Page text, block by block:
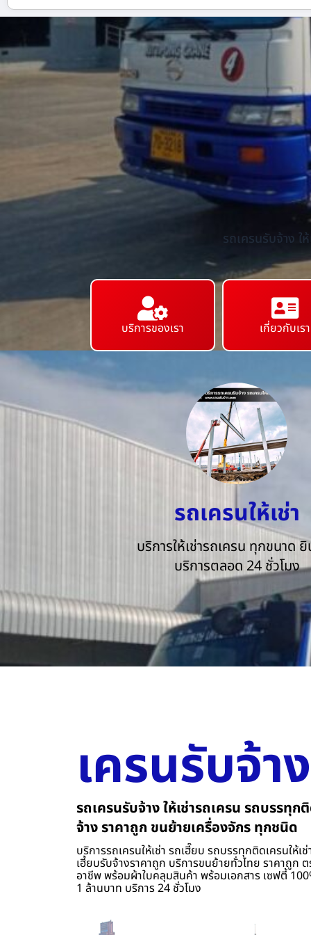
รถเครนรับจ้าง
บริการของเรา เกี่ยวกับเรา
รถเครนให้เช่า
บริการให้เช่ารถเครน ทุกขนาด
บริการตลอด 24 ชั่วโมง
เครนรับจ้าง
รถเครนรับจ้าง ให้เช่ารถเครน รถบรรทุก
จ้าง ราคาถูก ขนย้ายเครื่องจักร ทุกชนิด
บริการรถเครนให้เช่า รถเฮี๊ยบ รถบรรทุกติดเครนให้เ
เฮี้ยบรับจ้างราคาถูก บริการขนย้ายทั่วไทย ราคาถูก
อาชีพ พร้อมผ้าใบคลุมสินค้า พร้อมเอกสาร เซฟตี้
1 ล้านบาท บริการ 24 ชั่วโมง